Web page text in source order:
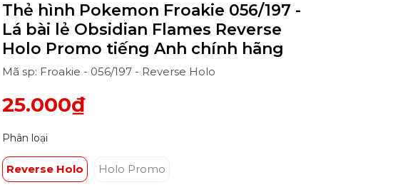
Thẻ hình Pokemon Froakie 056/197 -
Lá bài lẻ Obsidian Flames Reverse
Holo Promo tiếng Anh chính hãng
Mã sp: Froakie - 056/197 - Reverse Holo
25.000₫
Phân loại
Reverse Holo Holo Promo